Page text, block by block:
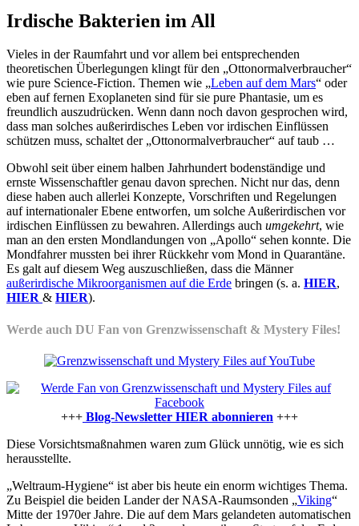
Irdische Bakterien im All
Vieles in der Raumfahrt und vor allem bei entsprechenden
theoretischen Überlegungen klingt für den „Ottonormalverbraucher“
wie pure Science-Fiction. Themen wie „Leben auf dem Mars“ oder
eben auf fernen Exoplaneten sind für sie pure Phantasie, um es
freundlich auszudrücken. Wenn dann noch davon gesprochen wird,
dass man solches außerirdisches Leben vor irdischen Einflüssen
schützen muss, schaltet der „Ottonormalverbraucher“ auf taub …
Obwohl seit über einem halben Jahrhundert bodenständige und
ernste Wissenschaftler genau davon sprechen. Nicht nur das, denn
diese haben auch allerlei Konzepte, Vorschriften und Regelungen
auf internationaler Ebene entworfen, um solche Außerirdischen vor
irdischen Einflüssen zu bewahren. Allerdings auch umgekehrt, wie
man an den ersten Mondlandungen von „Apollo“ sehen konnte. Die
Mondfahrer mussten bei ihrer Rückkehr vom Mond in Quarantäne.
Es galt auf diesem Weg auszuschließen, dass die Männer
außerirdische Mikroorganismen auf die Erde bringen (s. a. HIER,
HIER & HIER).
Werde auch DU Fan von Grenzwissenschaft & Mystery Files!
+++ Blog-Newsletter HIER abonnieren +++
Diese Vorsichtsmaßnahmen waren zum Glück unnötig, wie es sich
herausstellte.
„Weltraum-Hygiene“ ist aber bis heute ein enorm wichtiges Thema.
Zu Beispiel die beiden Lander der NASA-Raumsonden „Viking“
Mitte der 1970er Jahre. Die auf dem Mars gelandeten automatischen